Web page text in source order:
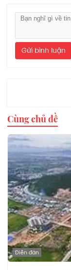
Gửi bình luận
Cùng chủ đề
Diễn đàn